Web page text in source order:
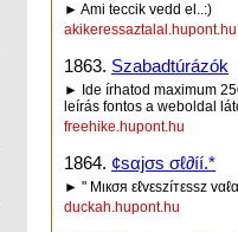
► Ami teccik vedd el..:)
akikeressaztalal.hupont.hu
1863. Szabadtúrázók
► Ide írhatod maximum
leírás fontos a weboldal
freehike.hupont.hu
1864. ¢sαjσs σℓ∂íí.*
► " Mιкσя εℓvεszíтεssz
duckah.hupont.hu